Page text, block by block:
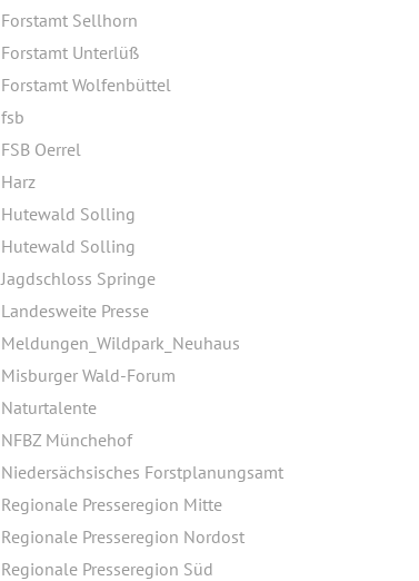
Forstamt Sellhorn
Forstamt Unterlüß
Forstamt Wolfenbüttel
fsb
FSB Oerrel
Harz
Hutewald Solling
Hutewald Solling
Jagdschloss Springe
Landesweite Presse
Meldungen_Wildpark_Neuhaus
Misburger Wald-Forum
Naturtalente
NFBZ Münchehof
Niedersächsisches Forstplanungsamt
Regionale Presseregion Mitte
Regionale Presseregion Nordost
Regionale Presseregion Süd